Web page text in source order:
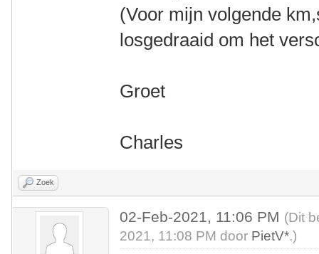
(Voor mijn volgende
losgedraaid om het
Groet
Charles
Zoek
02-Feb-2021, 11:06 PM (Dit
2021, 11:08 PM door PietV*.)